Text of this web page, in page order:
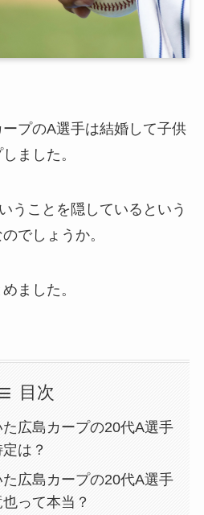
プのA選手は結婚して子供
ました。
うことを隠しているという
でしょうか。
ました。
目次
広島カープの20代A選手
は？
広島カープの20代A選手
って本当？